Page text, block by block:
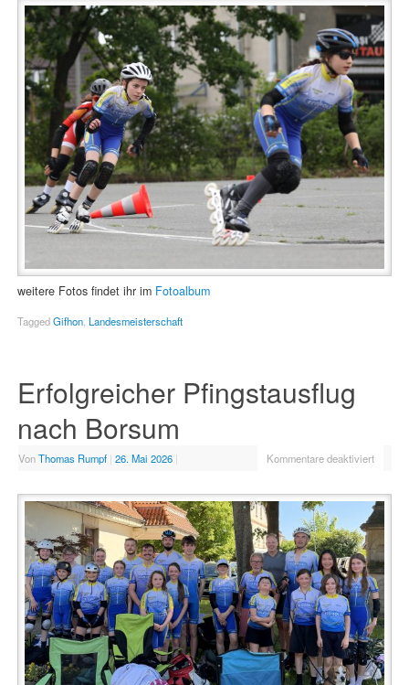
weitere Fotos findet ihr im Fotoalbum
TaggedGifhon, Landesmeisterschaft
Erfolgreicher Pfingstausflug
nach Borsum
VonThomas Rumpf | 26. Mai 2026 | Kommentare deaktiviert